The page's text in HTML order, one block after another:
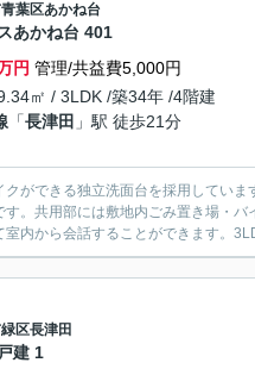
葉区あかね台
あかね台 401
円 管理/共益費5,000円
㎡ / 3LDK /築34年 /4階建
「長津田 」駅 徒歩21分
ができる独立洗面台を採用してい
。共用部には敷地内ごみ置き場・
内から会話することができます。
区長津田
建 1